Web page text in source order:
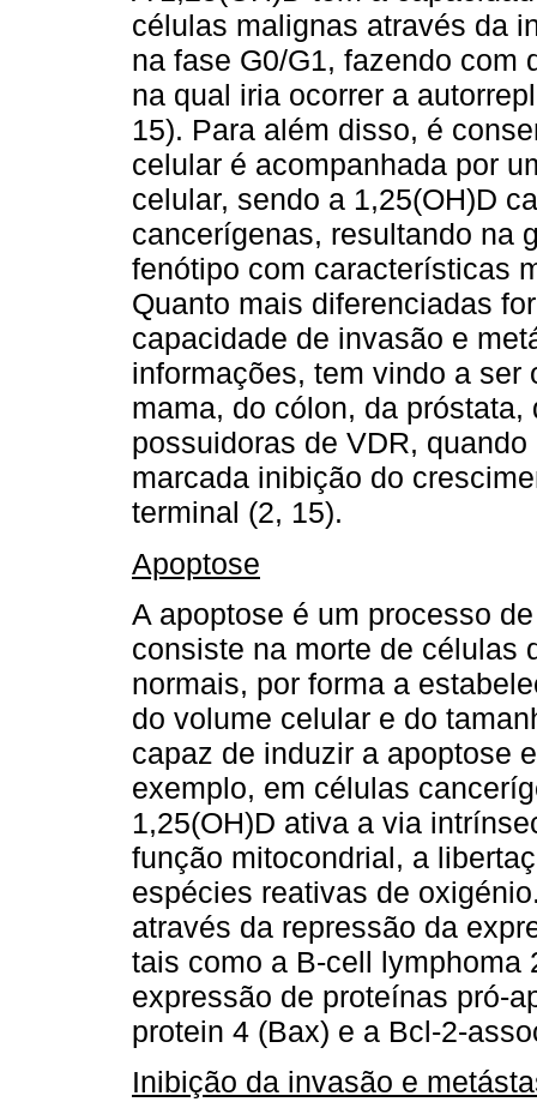
células malignas através da
na fase G0/G1, fazendo com
na qual iria ocorrer a
15). Para além disso, é
celular é acompanhada por
celular, sendo a 1,25(OH)D
cancerígenas, resultando na
fenótipo com características
Quanto mais diferenciadas
capacidade de invasão e
informações, tem vindo a
mama, do cólon, da
possuidoras de VDR,
marcada inibição do
terminal (2, 15).
Apoptose
A apoptose é um processo
consiste na morte de células
normais, por forma a
do volume celular e do
capaz de induzir a apoptose
exemplo, em células
1,25(OH)D ativa a via
função mitocondrial, a
espécies reativas de
através da repressão da
tais como a B-cell lymphoma
expressão de proteínas pró-
protein 4 (Bax) e a Bcl-2-
Inibição da invasão e